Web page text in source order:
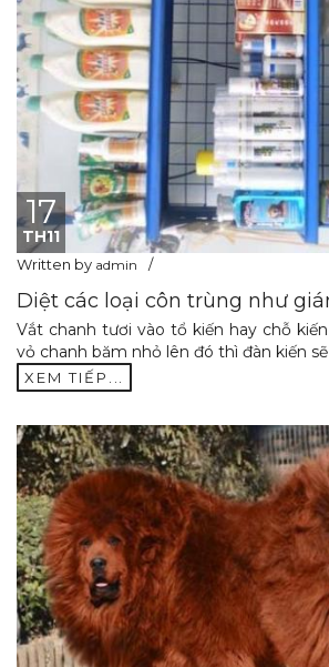
17
TH11
Written by admin
Diệt các loại côn trùng như
Vắt chanh tươi vào tổ kiến hay chỗ
vỏ chanh băm nhỏ lên đó thì đàn kiến
XEM TIẾP...